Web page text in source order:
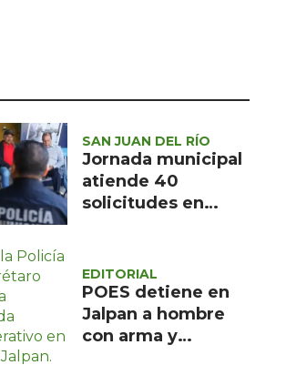
Política
Turismo
Asuntos Sociales
Estilo de vida
SAN JUAN DEL RÍO
Jornada municipal
atiende 40
solicitudes en
EDITORIAL
POES detiene en
Jalpan a hombre
con arma y